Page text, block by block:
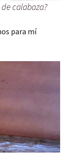
calabaza?
para mí